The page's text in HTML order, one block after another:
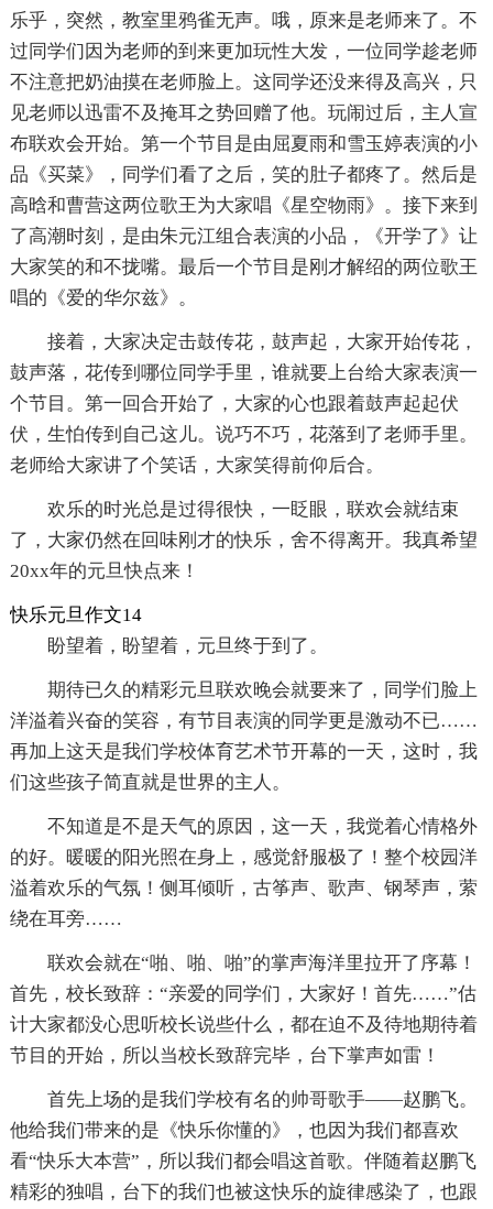
乐乎，突然，教室里鸦雀无声。哦，原来是老师来了。不
过同学们因为老师的到来更加玩性大发，一位同学趁老师
不注意把奶油摸在老师脸上。这同学还没来得及高兴，只
见老师以迅雷不及掩耳之势回赠了他。玩闹过后，主人宣
布联欢会开始。第一个节目是由屈夏雨和雪玉婷表演的小
品《买菜》，同学们看了之后，笑的肚子都疼了。然后是
高晗和曹营这两位歌王为大家唱《星空物雨》。接下来到
了高潮时刻，是由朱元江组合表演的小品，《开学了》让
大家笑的和不拢嘴。最后一个节目是刚才解绍的两位歌王
唱的《爱的华尔兹》。
接着，大家决定击鼓传花，鼓声起，大家开始传花，
鼓声落，花传到哪位同学手里，谁就要上台给大家表演一
个节目。第一回合开始了，大家的心也跟着鼓声起起伏
伏，生怕传到自己这儿。说巧不巧，花落到了老师手里。
老师给大家讲了个笑话，大家笑得前仰后合。
欢乐的时光总是过得很快，一眨眼，联欢会就结束
了，大家仍然在回味刚才的快乐，舍不得离开。我真希望
20xx年的元旦快点来！
快乐元旦作文14
盼望着，盼望着，元旦终于到了。
期待已久的精彩元旦联欢晚会就要来了，同学们脸上
洋溢着兴奋的笑容，有节目表演的同学更是激动不已……
再加上这天是我们学校体育艺术节开幕的一天，这时，我
们这些孩子简直就是世界的主人。
不知道是不是天气的原因，这一天，我觉着心情格外
的好。暖暖的阳光照在身上，感觉舒服极了！整个校园洋
溢着欢乐的气氛！侧耳倾听，古筝声、歌声、钢琴声，萦
绕在耳旁……
联欢会就在“啪、啪、啪”的掌声海洋里拉开了序幕！
首先，校长致辞：“亲爱的同学们，大家好！首先……”估
计大家都没心思听校长说些什么，都在迫不及待地期待着
节目的开始，所以当校长致辞完毕，台下掌声如雷！
首先上场的是我们学校有名的帅哥歌手——赵鹏飞。
他给我们带来的是《快乐你懂的》，也因为我们都喜欢
看“快乐大本营”，所以我们都会唱这首歌。伴随着赵鹏飞
精彩的独唱，台下的我们也被这快乐的旋律感染了，也跟